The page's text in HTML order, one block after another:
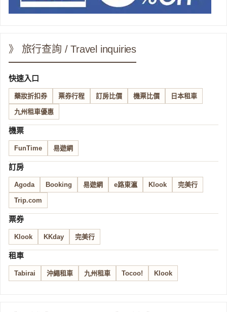
》 旅行查詢 / Travel inquiries
快速入口
藥妝折扣券 票券行程 訂房比價 機票比價 日本租車
九州租車優惠
機票
FunTime 易遊網
訂房
Agoda Booking 易遊網 e路東瀛 Klook 完美行
Trip.com
票券
Klook KKday 完美行
租車
Tabirai 沖繩租車 九州租車 Tocoo! Klook